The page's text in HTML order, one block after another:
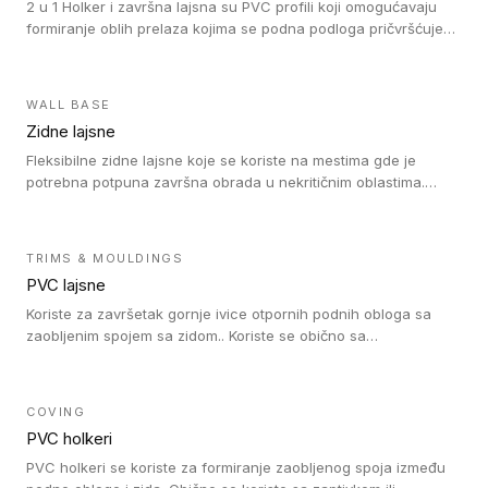
2 u 1 Holker i završna lajsna su PVC profili koji omogućavaju
formiranje oblih prelaza kojima se podna podloga pričvršćuje
WALL BASE
Zidne lajsne
Fleksibilne zidne lajsne koje se koriste na mestima gde je
potrebna potpuna završna obrada u nekritičnim oblastima.
TRIMS & MOULDINGS
PVC lajsne
Koriste za završetak gornje ivice otpornih podnih obloga sa
zaobljenim spojem sa zidom.. Koriste se obično sa
rešenje).
COVING
PVC holkeri
PVC holkeri se koriste za formiranje zaobljenog spoja između